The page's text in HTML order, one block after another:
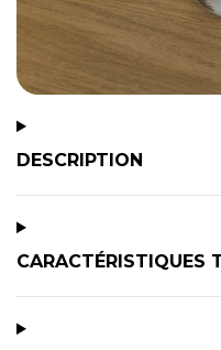
DESCRIPTION
CARACTÉRISTIQUES